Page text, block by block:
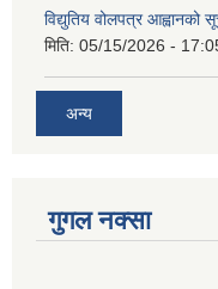
विद्युतिय वोलपत्र आह्वानको
मिति: 05/15/2026 -
अन्य
गुगल नक्सा